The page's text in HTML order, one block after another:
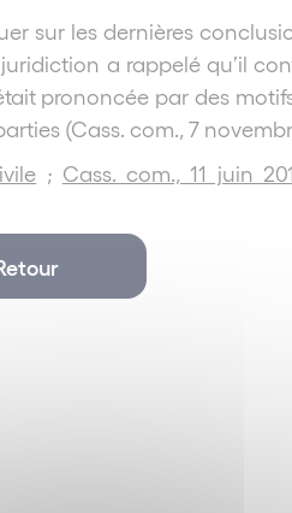
sur les dernières
a rappelé qu’il
prononcée par des
(Cass. com., 7 novembre
; Cass. com., 11 juin